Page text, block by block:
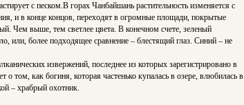
с песком.В горах Чанбайшань растительность изменяется с
и в конце концов, переходят в огромные площади, покрытые
Чем выше, тем светлее цвета. В конечном счете, зеленый
или, более подходящее сравнение – блестящий глаз. Синий – не
извержений, последнее из которых зарегистрировано в
том, как богиня, которая частенько купалась в озере, влюбилась в
– храбрый охотник.